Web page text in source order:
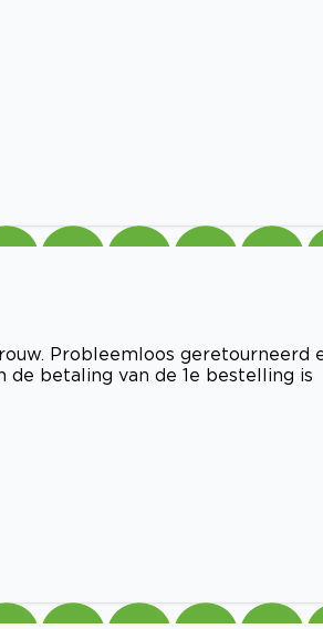
Probleemloos geretourneerd
betaling van de 1e bestelling is